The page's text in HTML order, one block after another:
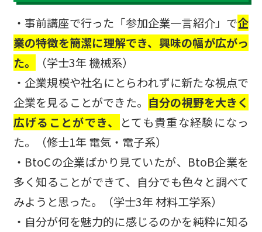
・事前講座で行った「参加企業一言紹介」で企
業の特徴を簡潔に理解でき、興味の幅が広がっ
た。
（学士3年 機械系）
・企業規模や社名にとらわれずに新たな視点で
企業を見ることができた。 自分の視野を大きく
広げることができ、
とても貴重な経験になっ
た。（修士1年 電気・電子系）
・BtoCの企業ばかり見ていたが、BtoB企業を
多く知ることができて、自分でも色々と調べて
みようと思った。（学士3年 材料工学系）
・自分が何を魅力的に感じるのかを純粋に知る